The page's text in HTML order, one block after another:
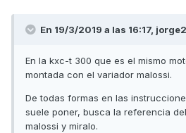
En 19/3/2019 a las 16:17,
En la kxc-t 300 que es el mismo
montada con el variador malossi.
De todas formas en las
suele poner, busca la referencia
malossi y miralo.